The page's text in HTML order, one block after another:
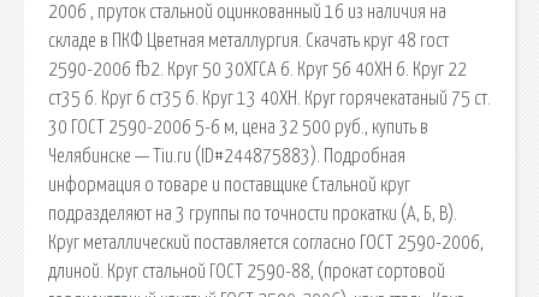
2006 , пруток стальной оцинкованный 16 из наличия на
складе в ПКФ Цветная металлургия. Скачать круг 48 гост
2590-2006 fb2. Круг 50 30ХГСА 6. Круг 56 40ХН 6. Круг 22
ст35 6. Круг 6 ст35 6. Круг 13 40ХН. Круг горячекатаный 75 ст.
30 ГОСТ 2590-2006 5-6 м, цена 32 500 руб., купить в
Челябинске — Tiu.ru (ID#244875883). Подробная
информация о товаре и поставщике Стальной круг
подразделяют на 3 группы по точности прокатки (А, Б, В).
Круг металлический поставляется согласно ГОСТ 2590-2006,
длиной. Круг стальной ГОСТ 2590-88, (прокат сортовой